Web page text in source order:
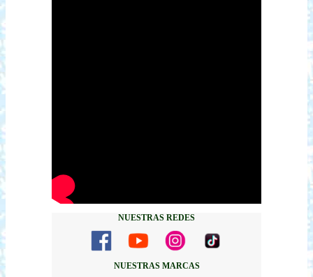
NUESTRAS REDES
NUESTRAS MARCAS